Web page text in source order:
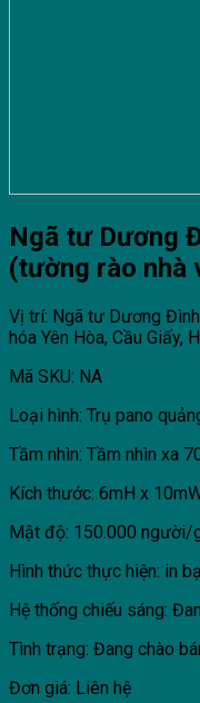
Ngã tư Dương
(tường rào nhà
Vị trí: Ngã tư Dương
hóa Yên Hòa, Cầu Giấy,
Mã SKU: NA
Loại hình: Trụ pano
Tầm nhìn: Tầm nhìn xa
Kích thước: 6mH x
Mật độ: 150.000 người/
Hình thức thực hiện: in
Hệ thống chiếu sáng:
Tình trạng: Đang chào
Đơn giá: Liên hệ